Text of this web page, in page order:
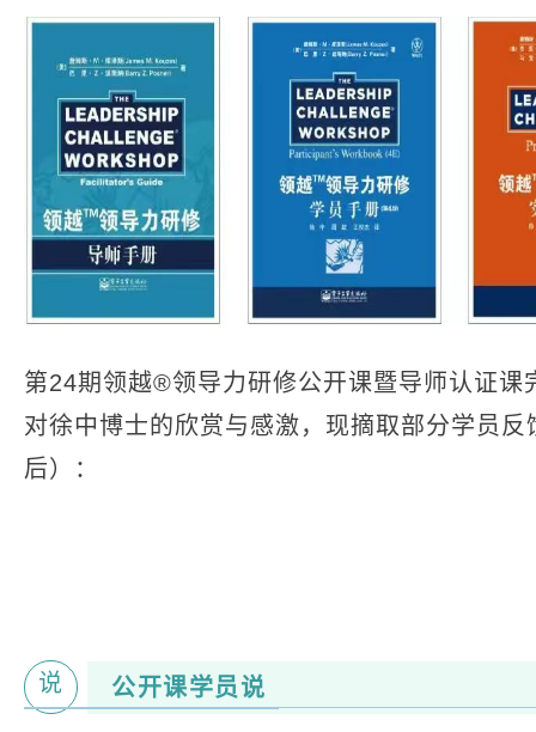
第24期领越®领导力研修公开课暨导师认证课
对徐中博士的欣赏与感激，现摘取部分学员
后）：
说 公开课学员说